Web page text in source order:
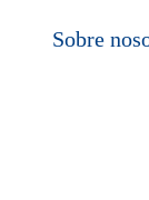
Sobre